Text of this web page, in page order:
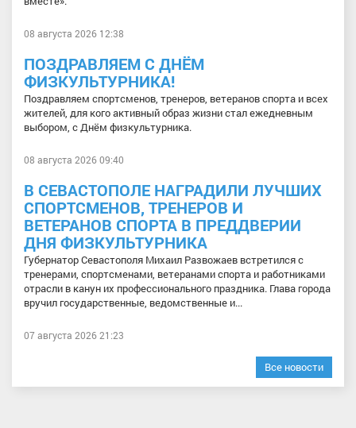
08 августа 2026 12:38
ПОЗДРАВЛЯЕМ С ДНЁМ
ФИЗКУЛЬТУРНИКА!
Поздравляем спортсменов, тренеров, ветеранов спорта и всех
жителей, для кого активный образ жизни стал ежедневным
выбором, с Днём физкультурника.
08 августа 2026 09:40
В СЕВАСТОПОЛЕ НАГРАДИЛИ ЛУЧШИХ
СПОРТСМЕНОВ, ТРЕНЕРОВ И
ВЕТЕРАНОВ СПОРТА В ПРЕДДВЕРИИ
ДНЯ ФИЗКУЛЬТУРНИКА
Губернатор Севастополя Михаил Развожаев встретился с
тренерами, спортсменами, ветеранами спорта и работниками
отрасли в канун их профессионального праздника. Глава города
вручил государственные, ведомственные и...
07 августа 2026 21:23
Все новости